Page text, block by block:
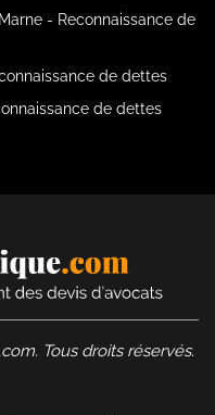
- Reconnaissance de
de dettes
de dettes
Tous droits réservés.